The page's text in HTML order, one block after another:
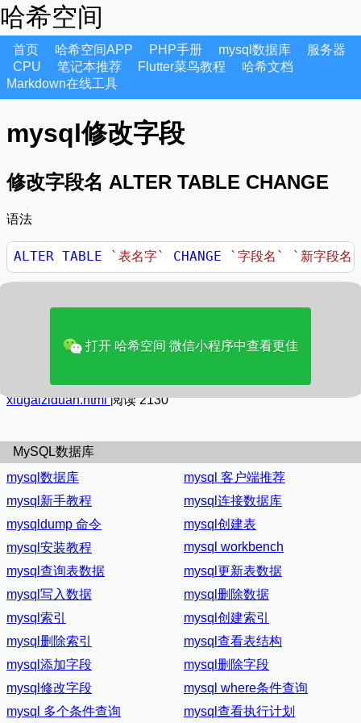
哈希空间
首页 哈希空间APP PHP手册 mysql数据库
服务器
CPU
笔记本推荐 Flutter菜鸟教程
哈希文档
Markdown在线工具
mysql修改字段
修改字段名 ALTER TABLE CHANGE
语法
ALTER TABLE `表名字` CHANGE `字段名` `新字段名`
TABLE `表名字` MODIFY `字段名`
  字段类型
本文 最佳观看地址：https://www.hashspace.cn/mysql-
xiugaiziduan.html阅读 2130
MySQL数据库
mysql数据库
mysql 客户端推荐
mysql新手教程
mysql连接数据库
mysqldump 命令
mysql创建表
mysql安装教程
mysql workbench
mysql查询表数据
mysql更新表数据
mysql写入数据
mysql删除数据
mysql索引
mysql创建索引
mysql删除索引
mysql查看表结构
mysql添加字段
mysql删除字段
mysql修改字段
mysql where条件查询
mysql 多个条件查询
mysql查看执行计划
打开 哈希空间 微信小程序中查看更佳